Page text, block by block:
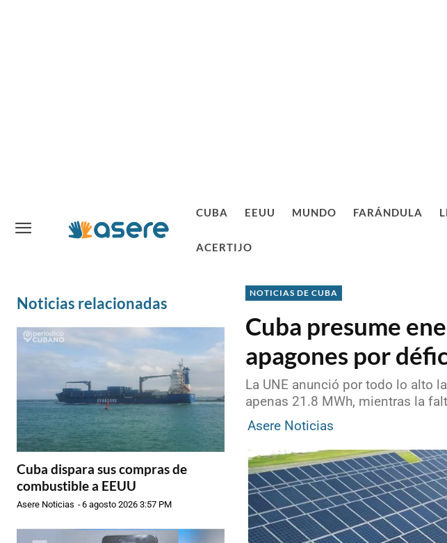
CUBA EEUU MUNDO FARÁNDULA
ACERTIJO
Noticias relacionadas
Cuba dispara sus compras de
combustible a EEUU
Asere Noticias -6 agosto 2026 3:57 PM
NOTICIAS DE CUBA
Cuba presume
apagones por
La UNE anunció por todo lo alto
apenas 21.8 MWh, mientras la
Asere Noticias